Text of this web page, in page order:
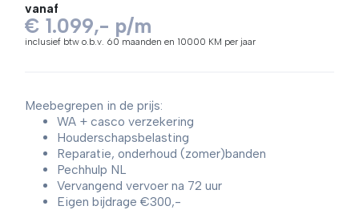
vanaf
€ 1.099,- p/m
inclusief btw o.b.v. 60 maanden en 10000 KM per jaar
Meebegrepen in de prijs:
WA + casco verzekering
Houderschapsbelasting
Reparatie, onderhoud (zomer)banden
Pechhulp NL
Vervangend vervoer na 72 uur
Eigen bijdrage €300,-